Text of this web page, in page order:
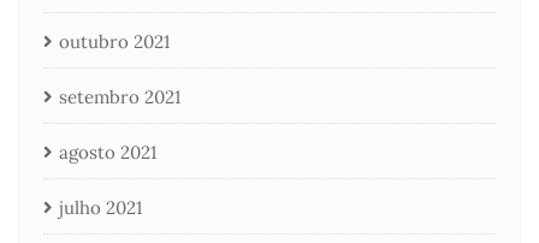
outubro 2021
setembro 2021
agosto 2021
julho 2021